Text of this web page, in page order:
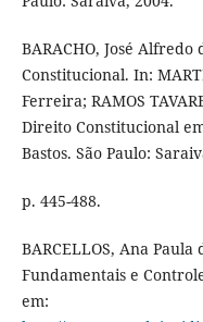
BARACHO, José
Constitucional. In:
Ferreira; RAMOS
Direito Constitucional
Bastos. São Paulo:
p. 445-488.
BARCELLOS, Ana
Fundamentais e
em: